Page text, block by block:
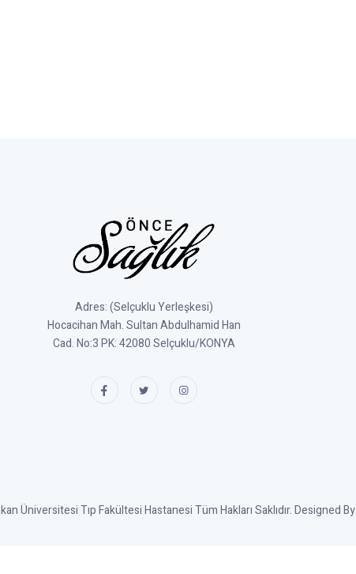
Adres: (Selçuklu Yerleşkesi)
Hocacihan Mah. Sultan Abdulhamid Han
Cad. No:3 PK: 42080 Selçuklu/KONYA
Üniversitesi Tıp Fakültesi Hastanesi Tüm Hakları Saklıdır. Designed By